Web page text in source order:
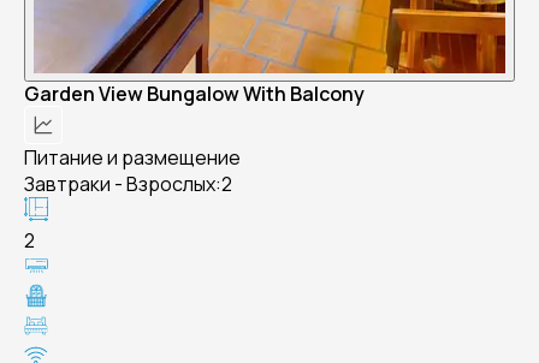
Garden View Bungalow With Balcony
Питание и размещение
Завтраки - Взрослых:2
2